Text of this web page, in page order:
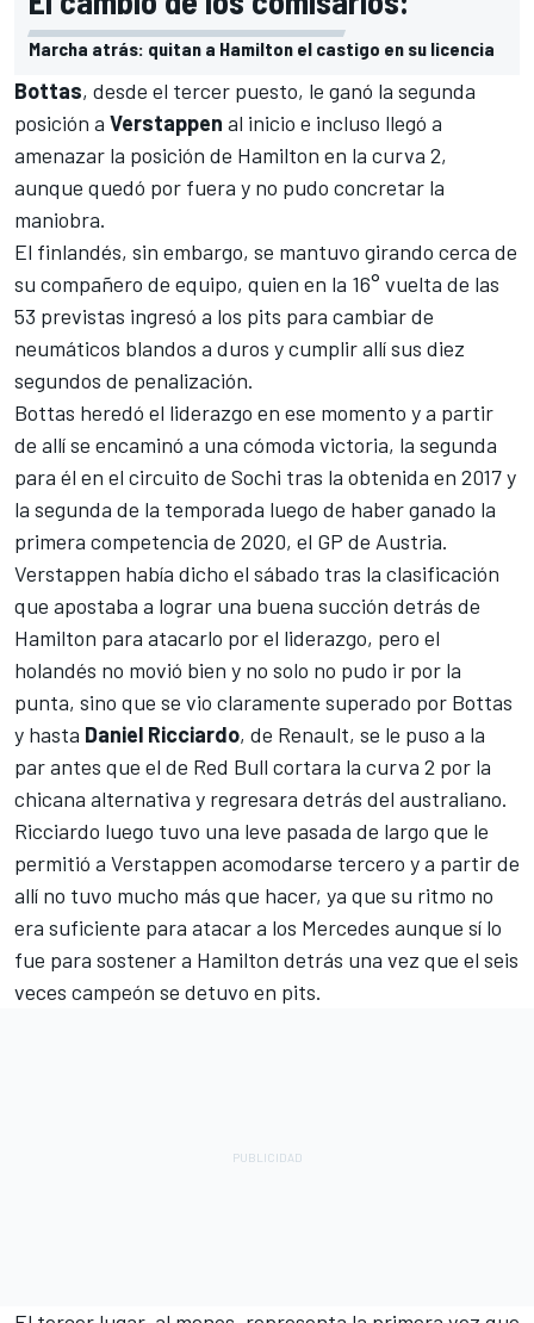
Marcha atrás: quitan a Hamilton el castigo en su licencia
Bottas, desde el tercer puesto, le ganó la segunda
posición a Verstappen al inicio e incluso llegó a
amenazar la posición de Hamilton en la curva 2,
aunque quedó por fuera y no pudo concretar la
maniobra.
El finlandés, sin embargo, se mantuvo girando cerca de
su compañero de equipo, quien en la 16° vuelta de las
53 previstas ingresó a los pits para cambiar de
neumáticos blandos a duros y cumplir allí sus diez
segundos de penalización.
Bottas heredó el liderazgo en ese momento y a partir
de allí se encaminó a una cómoda victoria, la segunda
para él en el circuito de Sochi tras la obtenida en 2017 y
la segunda de la temporada luego de haber ganado la
primera competencia de 2020, el GP de Austria.
Verstappen había dicho el sábado tras la clasificación
que apostaba a lograr una buena succión detrás de
Hamilton para atacarlo por el liderazgo, pero el
holandés no movió bien y no solo no pudo ir por la
punta, sino que se vio claramente superado por Bottas
y hasta Daniel Ricciardo, de Renault, se le puso a la
par antes que el de Red Bull cortara la curva 2 por la
chicana alternativa y regresara detrás del australiano.
Ricciardo luego tuvo una leve pasada de largo que le
permitió a Verstappen acomodarse tercero y a partir de
allí no tuvo mucho más que hacer, ya que su ritmo no
era suficiente para atacar a los Mercedes aunque sí lo
fue para sostener a Hamilton detrás una vez que el seis
veces campeón se detuvo en pits.